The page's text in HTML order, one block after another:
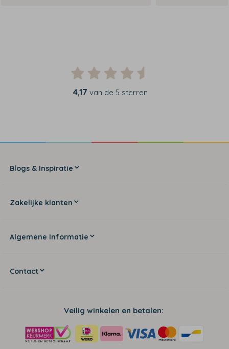
4,17 van de 5 sterren
Blogs & Inspiratie
Zakelijke klanten
Algemene Informatie
Contact
Veilig winkelen en betalen: